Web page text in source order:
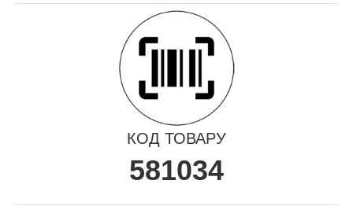
КОД ТОВАРУ
581034